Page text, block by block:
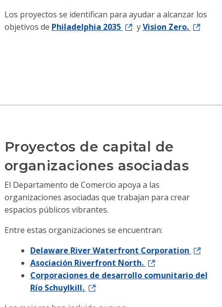
Los proyectos se identifican para ayudar a alcanzar los
objetivos de Philadelphia 2035 yVision Zero.
Proyectos de capital de
organizaciones asociadas
El Departamento de Comercio apoya a las
organizaciones asociadas que trabajan para crear
espacios públicos vibrantes.
Entre estas organizaciones se encuentran:
Delaware River Waterfront Corporation
Asociación Riverfront North.
Corporaciones de desarrollo comunitario del
Río Schuylkill.